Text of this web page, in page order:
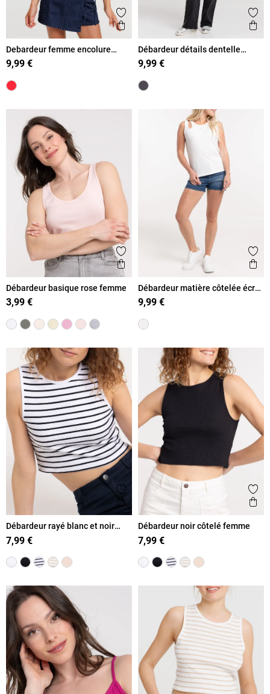
Ajouter aux favoris
Aperçu rapide
Debardeur femme encolure
carrée
9,99 €
Débardeur détails dentelle
macramé femme
9,99 €
Ajouter aux favoris
Aperçu rapide
Débardeur basique rose femme
3,99 €
Débardeur matière côtelée écru
femme
9,99 €
Ajouter aux favoris
Aperçu rapide
Débardeur rayé blanc et noir
femme
7,99 €
Débardeur noir côtelé femme
7,99 €